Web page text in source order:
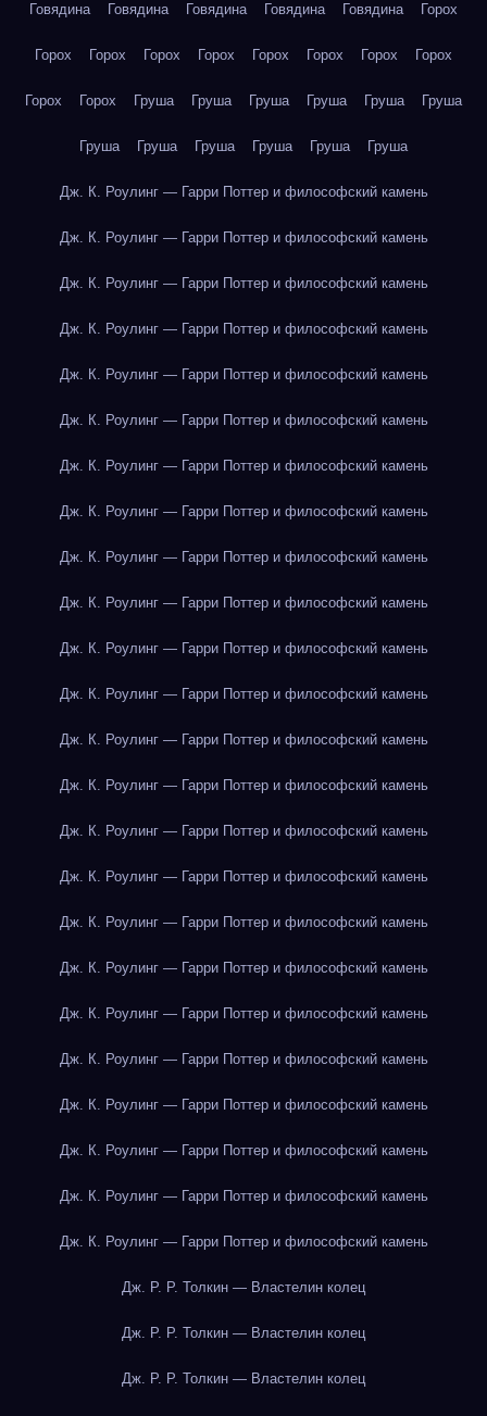
Говядина Говядина Говядина Говядина Говядина Горох
Горох Горох Горох Горох Горох Горох Горох Горох
Горох Горох Груша Груша Груша Груша Груша Груша
Груша Груша Груша Груша Груша Груша
Дж. К. Роулинг — Гарри Поттер и философский камень
Дж. К. Роулинг — Гарри Поттер и философский камень
Дж. К. Роулинг — Гарри Поттер и философский камень
Дж. К. Роулинг — Гарри Поттер и философский камень
Дж. К. Роулинг — Гарри Поттер и философский камень
Дж. К. Роулинг — Гарри Поттер и философский камень
Дж. К. Роулинг — Гарри Поттер и философский камень
Дж. К. Роулинг — Гарри Поттер и философский камень
Дж. К. Роулинг — Гарри Поттер и философский камень
Дж. К. Роулинг — Гарри Поттер и философский камень
Дж. К. Роулинг — Гарри Поттер и философский камень
Дж. К. Роулинг — Гарри Поттер и философский камень
Дж. К. Роулинг — Гарри Поттер и философский камень
Дж. К. Роулинг — Гарри Поттер и философский камень
Дж. К. Роулинг — Гарри Поттер и философский камень
Дж. К. Роулинг — Гарри Поттер и философский камень
Дж. К. Роулинг — Гарри Поттер и философский камень
Дж. К. Роулинг — Гарри Поттер и философский камень
Дж. К. Роулинг — Гарри Поттер и философский камень
Дж. К. Роулинг — Гарри Поттер и философский камень
Дж. К. Роулинг — Гарри Поттер и философский камень
Дж. К. Роулинг — Гарри Поттер и философский камень
Дж. К. Роулинг — Гарри Поттер и философский камень
Дж. К. Роулинг — Гарри Поттер и философский камень
Дж. Р. Р. Толкин — Властелин колец
Дж. Р. Р. Толкин — Властелин колец
Дж. Р. Р. Толкин — Властелин колец